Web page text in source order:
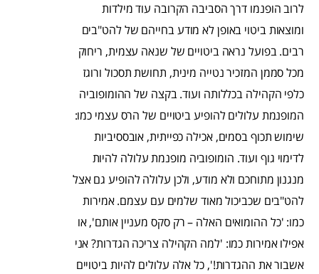
לרוב הופנמו דרך הסביבה הקרובה עוד מילדות
ומוצאות ביטוי באופן לא מודע בחייהם של להט"בים
רבים. בפועל נראה ביטויים של שנאה עצמית, ריחוק
מכל סממן המזכיר נטייה מינית, תחושת תסכול ורוגז
כלפי הקהילה בכללותה ועוד. בקצה של ההומופוביה
המופנמת עלולים להופיע ביטויים של הרס עצמי כמו:
שימוש תכוף בסמים, אכילה כפייתית, אובססיביות
לדימוי גוף ועוד. הומופוביה מופנמת עלולה להיות
מנגנון מתוחכם ולא מודע, ולכן עלולה להופיע גם אצל
להט"בים שכביכול מאוד שלמים עם עצמם. אמירות
כמו: 'כל ההומואים האלה – רק סקס מעניין אותם', או
אפילו אמירות כמו: 'למה הקהילה צריכה הגדרות? אני
אשבור את ההגדרות!', כל אלה עלולים להיות ביטויים